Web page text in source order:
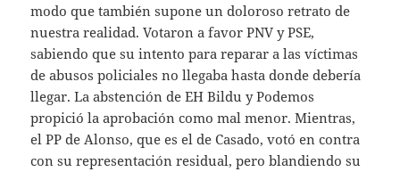
modo que también supone un doloroso retrato de
nuestra realidad. Votaron a favor PNV y PSE,
sabiendo que su intento para reparar a las víctimas
de abusos policiales no llegaba hasta donde debería
llegar. La abstención de EH Bildu y Podemos
propició la aprobación como mal menor. Mientras,
el PP de Alonso, que es el de Casado, votó en contra
con su representación residual, pero blandiendo su